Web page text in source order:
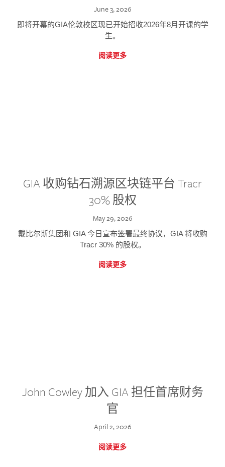
June 3, 2026
即将开幕的GIA伦敦校区现已开始招收2026年8月开课的学
生。
阅读更多
GIA 收购钻石溯源区块链平台 Tracr
30% 股权
May 29, 2026
戴比尔斯集团和 GIA 今日宣布签署最终协议，GIA 将收购
Tracr 30% 的股权。
阅读更多
John Cowley 加入 GIA 担任首席财务
官
April 2, 2026
阅读更多